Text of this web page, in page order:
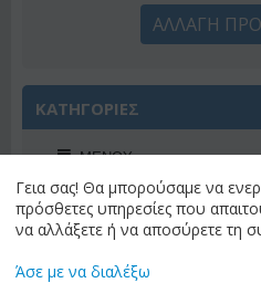
ΑΛΛΑΓΗ
ΚΑΤΗΓΟΡΙΕΣ
ΜΕΝΟΎ
ΠΡΟΣΦΟΡΕΣ ΕΒΔΟΜΑΔΟΣ
Γεια σας! Θα μπορούσαμε να
πρόσθετες υπηρεσίες που
να αλλάξετε ή να αποσύρετε τη
Άσε με να διαλέξω